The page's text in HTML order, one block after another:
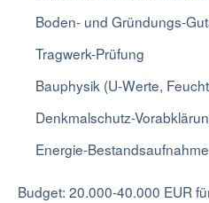
Boden- und Gründungs-
Tragwerk-Prüfung
Bauphysik (U-Werte,
Denkmalschutz-
Energie-
Budget: 20.000-40.000 EUR